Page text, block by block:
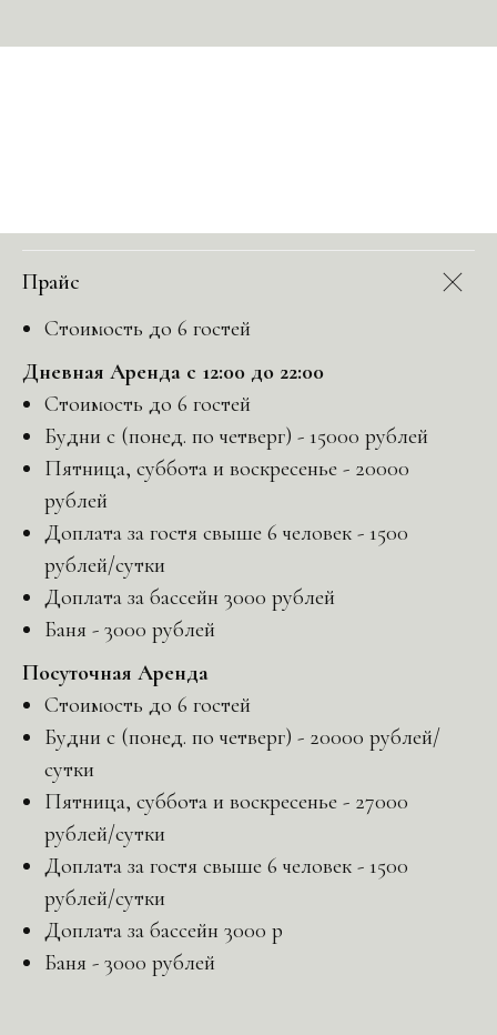
Прайс
Стоимость до 6 гостей
Дневная Аренда с 12:00 до 22:00
Стоимость до 6 гостей
Будни с (понед. по четверг) - 15000 рублей
Пятница, суббота и воскресенье - 20000
рублей
Доплата за гостя свыше 6 человек - 1500
рублей/сутки
Доплата за бассейн 3000 рублей
Баня - 3000 рублей
Посуточная Аренда
Стоимость до 6 гостей
Будни с (понед. по четверг) - 20000 рублей/
сутки
Пятница, суббота и воскресенье - 27000
рублей/сутки
Доплата за гостя свыше 6 человек - 1500
рублей/сутки
Доплата за бассейн 3000 р
Баня - 3000 рублей